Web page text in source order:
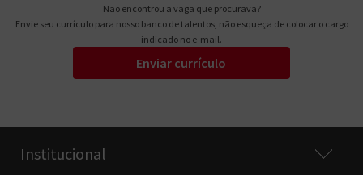
Não encontrou a vaga que procurava?
Envie seu currículo para nosso banco de talentos, não esqueça de colocar o cargo
indicado no e-mail.
Enviar currículo
Institucional